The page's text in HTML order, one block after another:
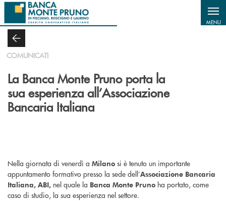
Salta al contenuto principale
MENU
COMUNICATI
La Banca Monte Pruno porta la
sua esperienza all’Associazione
Bancaria Italiana
Nella giornata di venerdì a Milano si è tenuto un importante
appuntamento formativo presso la sede dell’Associazione Bancaria
Italiana, ABI, nel quale la Banca Monte Pruno ha portato, come
caso di studio, la sua esperienza nel settore.